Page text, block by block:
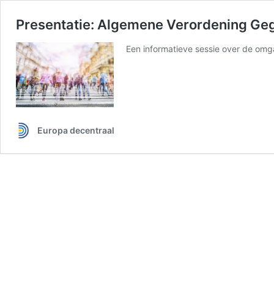
Presentatie: Algemene Verordening
Een informatieve sessie over de
Europa decentraal